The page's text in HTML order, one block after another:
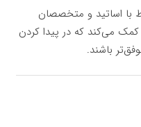
با اساتید و متخصصان
کمک می‌کند که در پیدا کردن
باشند.